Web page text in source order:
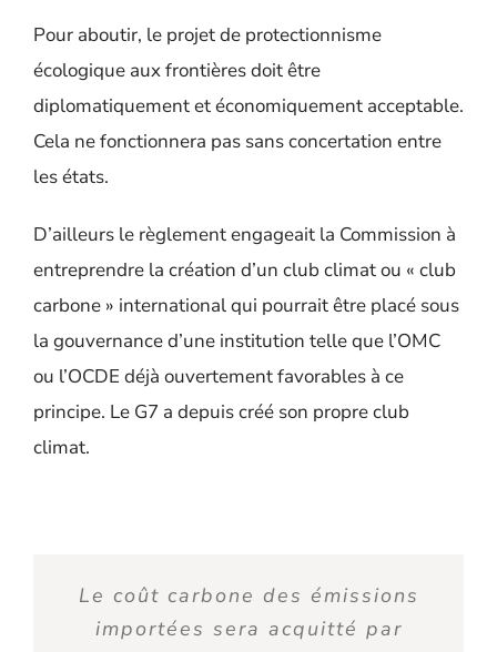
Pour aboutir, le projet de protectionnisme
écologique aux frontières doit être
diplomatiquement et économiquement acceptable.
Cela ne fonctionnera pas sans concertation entre
les états.
D’ailleurs le règlement engageait la Commission à
entreprendre la création d’un club climat ou « club
carbone » international qui pourrait être placé sous
la gouvernance d’une institution telle que l’OMC
ou l’OCDE déjà ouvertement favorables à ce
principe. Le G7 a depuis créé son propre club
climat.
Le coût carbone des émissions
importées sera acquitté par